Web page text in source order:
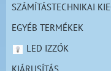
SZÁMÍTÁSTECHNIKAI
EGYÉB TERMÉKEK
LED IZZÓK